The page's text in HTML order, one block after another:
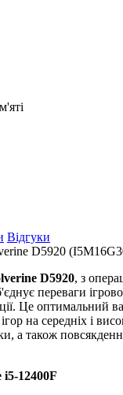
Відгуки
D5920
D5920, з
переваги
Це оптимальний
на середніх і
а також
12400F